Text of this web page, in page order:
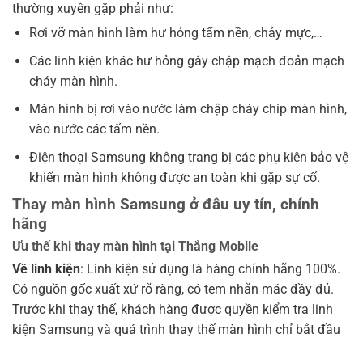
thường xuyên gặp phải như:
Rơi vỡ màn hình làm hư hỏng tấm nền, chảy mực,…
Các linh kiện khác hư hỏng gây chập mạch đoản mạch
cháy màn hình.
Màn hình bị rơi vào nước làm chập cháy chip màn hình,
vào nước các tấm nền.
Điện thoại Samsung không trang bị các phụ kiện bảo vệ
khiến màn hình không được an toàn khi gặp sự cố.
Thay màn hình Samsung ở đâu uy tín, chính
hãng
Ưu thế khi thay màn hình tại Thắng Mobile
Về linh kiện: Linh kiện sử dụng là hàng chính hãng 100%.
Có nguồn gốc xuất xứ rõ ràng, có tem nhãn mác đầy đủ.
Trước khi thay thế, khách hàng được quyền kiểm tra linh
kiện Samsung và quá trình thay thế màn hình chỉ bắt đầu